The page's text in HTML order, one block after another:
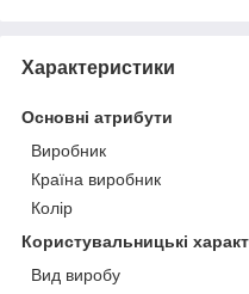
Характеристики
Основні атрибути
Виробник
Країна виробник
Колір
Користувальницькі
Вид виробу